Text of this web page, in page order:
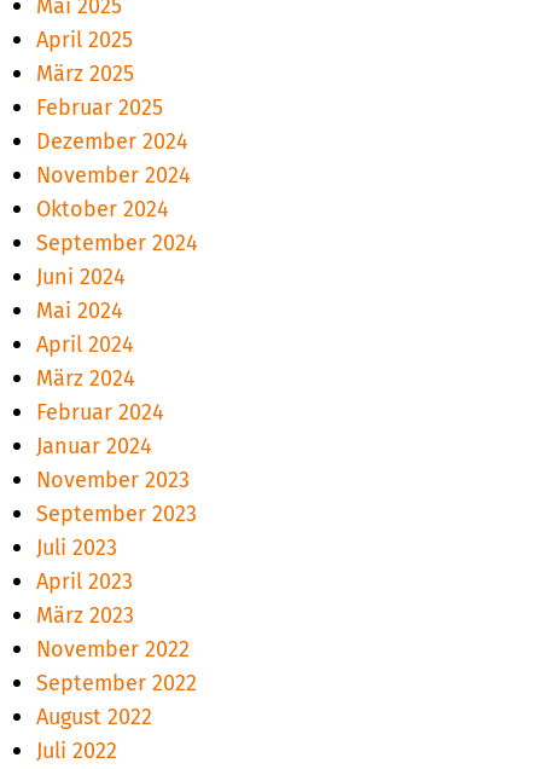
Mai 2025
April 2025
März 2025
Februar 2025
Dezember 2024
November 2024
Oktober 2024
September 2024
Juni 2024
Mai 2024
April 2024
März 2024
Februar 2024
Januar 2024
November 2023
September 2023
Juli 2023
April 2023
März 2023
November 2022
September 2022
August 2022
Juli 2022